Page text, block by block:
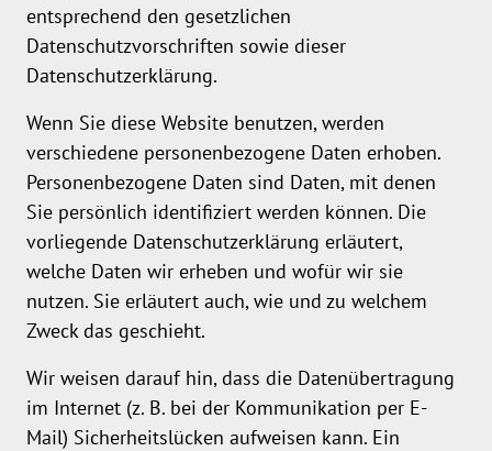
entsprechend den gesetzlichen
Datenschutzvorschriften sowie dieser
Datenschutzerklärung.
Wenn Sie diese Website benutzen, werden
verschiedene personenbezogene Daten erhoben.
Personenbezogene Daten sind Daten, mit denen
Sie persönlich identifiziert werden können. Die
vorliegende Datenschutzerklärung erläutert,
welche Daten wir erheben und wofür wir sie
nutzen. Sie erläutert auch, wie und zu welchem
Zweck das geschieht.
Wir weisen darauf hin, dass die Datenübertragung
im Internet (z. B. bei der Kommunikation per E-
Mail) Sicherheitslücken aufweisen kann. Ein